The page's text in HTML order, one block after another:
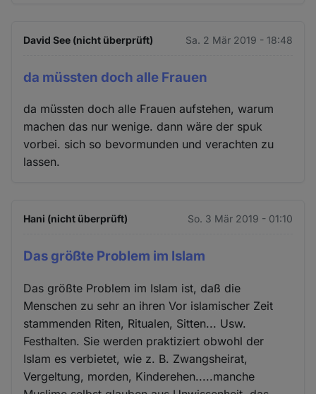
David See (nicht überprüft) Sa. 2 Mär 2019 - 18:48
da müssten doch alle Frauen
da müssten doch alle Frauen aufstehen, warum
machen das nur wenige. dann wäre der spuk
vorbei. sich so bevormunden und verachten zu
lassen.
Hani (nicht überprüft) So. 3 Mär 2019 - 01:10
Das größte Problem im Islam
Das größte Problem im Islam ist, daß die
Menschen zu sehr an ihren Vor islamischer Zeit
stammenden Riten, Ritualen, Sitten... Usw.
Festhalten. Sie werden praktiziert obwohl der
Islam es verbietet, wie z. B. Zwangsheirat,
Vergeltung, morden, Kinderehen.....manche